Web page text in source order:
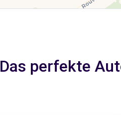
Das perfekte